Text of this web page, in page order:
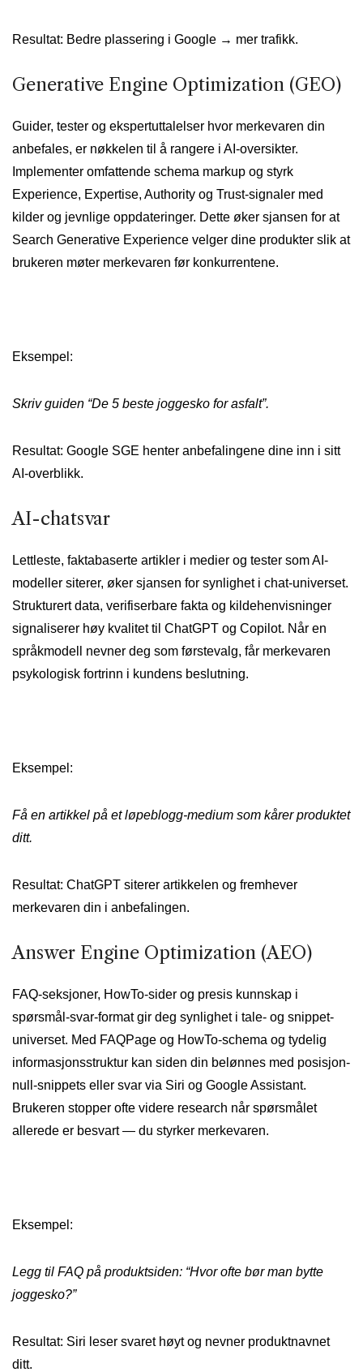
Resultat: Bedre plassering i Google → mer trafikk.
Generative Engine Optimization (GEO)
Guider, tester og ekspertuttalelser hvor merkevaren din
anbefales, er nøkkelen til å rangere i AI-oversikter.
Implementer omfattende schema markup og styrk
Experience, Expertise, Authority og Trust-signaler med
kilder og jevnlige oppdateringer. Dette øker sjansen for at
Search Generative Experience velger dine produkter slik at
brukeren møter merkevaren før konkurrentene.
Eksempel:
Skriv guiden “De 5 beste joggesko for asfalt”.
Resultat: Google SGE henter anbefalingene dine inn i sitt
AI-overblikk.
AI-chatsvar
Lettleste, faktabaserte artikler i medier og tester som AI-
modeller siterer, øker sjansen for synlighet i chat-universet.
Strukturert data, verifiserbare fakta og kildehenvisninger
signaliserer høy kvalitet til ChatGPT og Copilot. Når en
språkmodell nevner deg som førstevalg, får merkevaren
psykologisk fortrinn i kundens beslutning.
Eksempel:
Få en artikkel på et løpeblogg-medium som kårer produktet
ditt.
Resultat: ChatGPT siterer artikkelen og fremhever
merkevaren din i anbefalingen.
Answer Engine Optimization (AEO)
FAQ-seksjoner, HowTo-sider og presis kunnskap i
spørsmål-svar-format gir deg synlighet i tale- og snippet-
universet. Med FAQPage og HowTo-schema og tydelig
informasjonsstruktur kan siden din belønnes med posisjon-
null-snippets eller svar via Siri og Google Assistant.
Brukeren stopper ofte videre research når spørsmålet
allerede er besvart — du styrker merkevaren.
Eksempel:
Legg til FAQ på produktsiden: “Hvor ofte bør man bytte
joggesko?”
Resultat: Siri leser svaret høyt og nevner produktnavnet
ditt.